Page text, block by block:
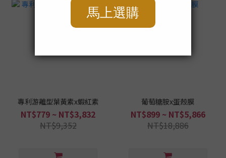
專利游離型葉黃素x蝦紅素
NT$779 ~ NT$3,832
NT$9,352
葡萄糖胺x蛋殼膜
NT$899 ~ NT$5,866
NT$18,886